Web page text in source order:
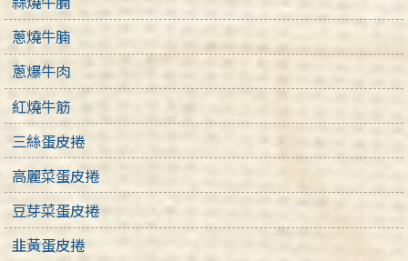
蔥燒牛腩
蔥爆牛肉
紅燒牛筋
三絲蛋皮捲
高麗菜蛋皮捲
豆芽菜蛋皮捲
韭黃蛋皮捲